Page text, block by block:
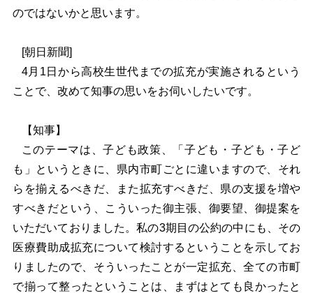
のではないかと思います。
[朝日新聞]
4月1日から高校生世代までの拡充が実施されるという
ことで、改めて知事の思いをお伺いしたいです。
【知事】
このテーマは、子ども政策、「子ども・子ども・子ど
も」というときに、県内市町ごとに違いますので、それ
らを揃えるべきだ、また拡充すべきだ、県の支援を増や
すべきだという、こういった御主張、御要望、御提案を
いただいておりました。私の3期目の公約の中にも、その
医療費助成拡充について検討するということを示してお
りましたので、そういったことが一定拡充、全ての市町
で揃って整ったということは、まずはとても良かったと